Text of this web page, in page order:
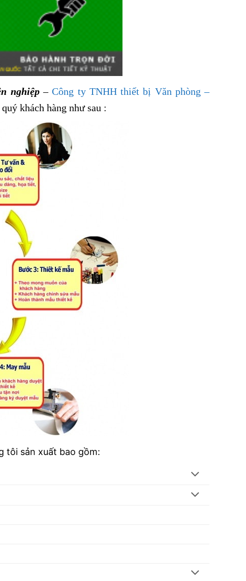
nghiệp–Công ty TNHH thiết bị Văn phòng –
khách hàng như sau :
tôi sản xuất bao gồm: